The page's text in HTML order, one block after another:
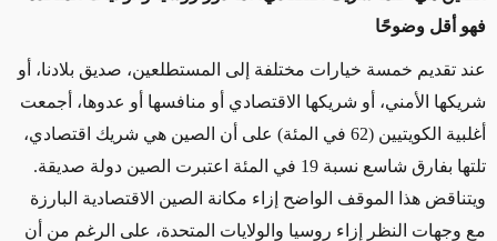
فهو أقل وضوحًا
عند تقديم خمسة خيارات مختلفة إلى المستطلعين، صديق بلادنا، أو
شريكها الأمني، أو شريكها الاقتصادي أو منافسها أو عدوها، أجمعت
أغلبية الكويتيين (62 في المئة) على أن الصين هي شريك اقتصادي،
تلتها بفارق شاسع نسبة 19 في المئة اعتبرت الصين دولة صديقة.
ويتناقض هذا الموقف الواضح إزاء مكانة الصين الاقتصادية البارزة
مع وجهات النظر إزاء روسيا والولايات المتحدة، على الرغم من أن